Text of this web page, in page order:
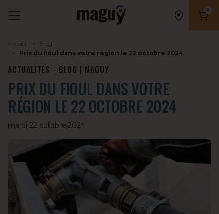
0
Accueil
Blog
Prix du fioul dans votre région le 22 octobre 2024
ACTUALITÉS - BLOG | MAGUY
PRIX DU FIOUL DANS VOTRE
RÉGION LE 22 OCTOBRE 2024
mardi 22 octobre 2024